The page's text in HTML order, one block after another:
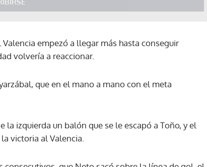
a nuestro boletín.
ACEPTAR
empezó a llegar más hasta conseguir
volvería a reaccionar.
que en el mano a mano con el meta
izquierda un balón que se le escapó a Toño, y el
victoria al Valencia.